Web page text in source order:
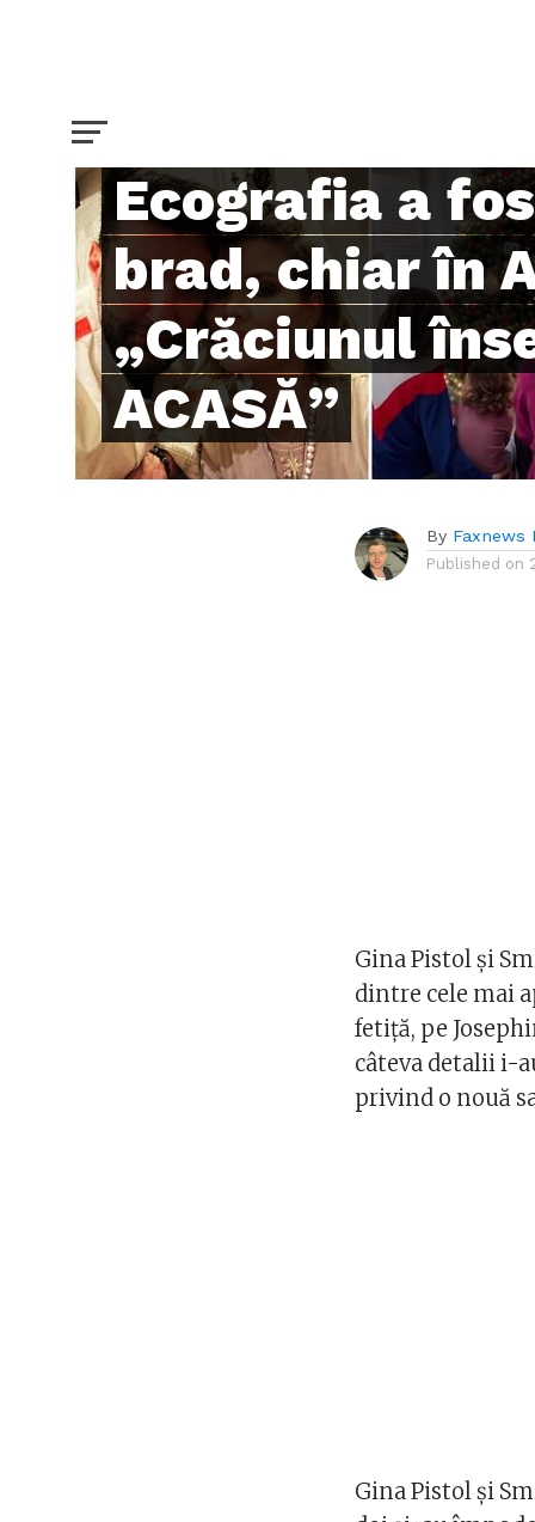
Ecografia a
brad, chiar în
„Crăciunul
ACASĂ”
By Faxnews
Published on
Gina Pistol și
dintre cele mai
fetiță, pe
câteva detalii i-
privind o nouă
Gina Pistol și